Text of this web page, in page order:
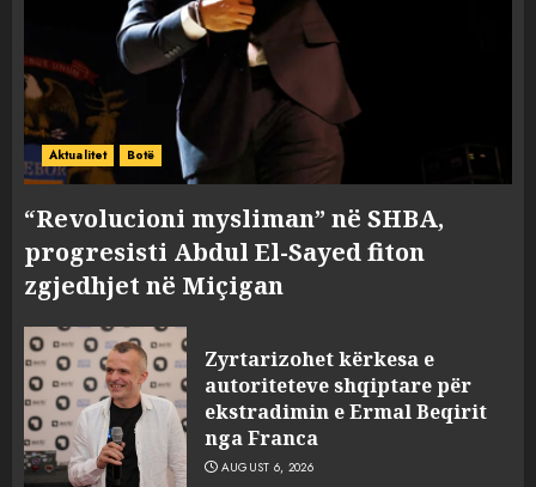
Aktualitet Botë
“Revolucioni mysliman” në SHBA,
progresisti Abdul El-Sayed fiton
zgjedhjet në Miçigan
Zyrtarizohet kërkesa e
autoriteteve shqiptare për
ekstradimin e Ermal Beqirit
nga Franca
AUGUST 6, 2026